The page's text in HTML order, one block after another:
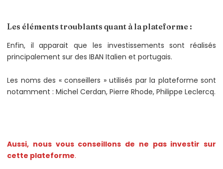
Les éléments troublants quant à la plateforme :
Enfin, il apparait que les investissements sont réalisés
principalement sur des IBAN Italien et portugais.
Les noms des « conseillers » utilisés par la plateforme sont
notamment : Michel Cerdan, Pierre Rhode, Philippe Leclercq.
Aussi, nous vous conseillons de ne pas investir sur
cette plateforme.